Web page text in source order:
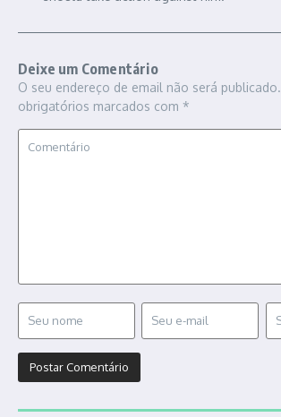
Deixe um Comentário
O seu endereço de email não será publicado.
obrigatórios marcados com *